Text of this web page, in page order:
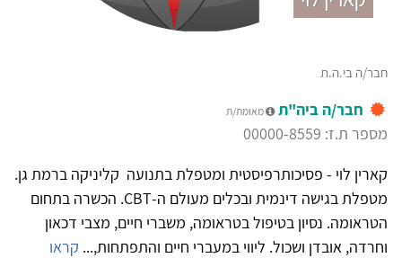
חבר/ה בי.ה.ת
חבר/ה ביה"ת מאומת/ת
מספר ת.ז: 00000-8559
קארין לוי - פסיכותרפיסטית ומטפלת בתנועה קליניקה ברמת גן.
מטפלת בגישה דינמית ובכלים מעולם ה-CBT. הכשרה בתחום
הטראומה. נסיון בטיפול בטראומה, משברי חיים, מצבי דכאון
וחרדה, אובדן ושכול. ליווי במעברי חיים והתפתחות,... קראו